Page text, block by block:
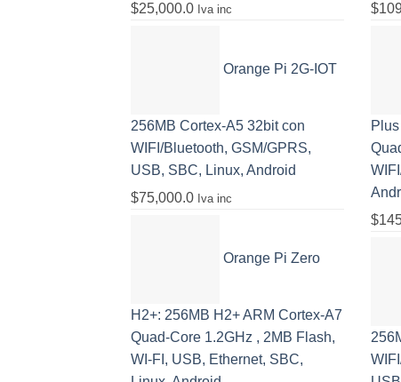
$25,000.0 Iva inc
Orange Pi 2G-IOT
256MB Cortex-A5 32bit con
WIFI/Bluetooth, GSM/GPRS,
USB, SBC, Linux, Android
$75,000.0 Iva inc
Orange Pi Zero
H2+: 256MB H2+ ARM Cortex-A7
Quad-Core 1.2GHz , 2MB Flash,
WI-FI, USB, Ethernet, SBC,
$
$